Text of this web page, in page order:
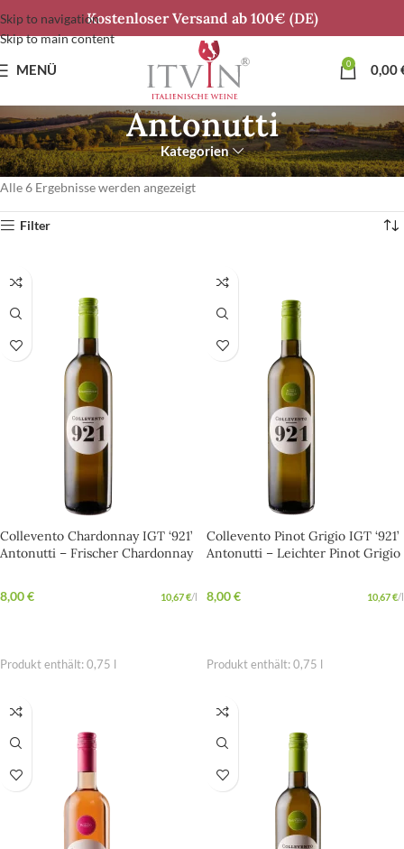
Skip to navigation
Skip to main content
Kostenloser Versand ab 100€ (DE)
MENÜ 0 0,00
Antonutti
Kategorien
Start Produkte verschlagwortet mit „Antonutti“
Alle 6 Ergebnisse werden angezeigt
Filter
Collevento Chardonnay IGT ‘921’
Antonutti – Frischer Chardonnay
8,00€ 10,67€/l
Produkt enthält: 0,75
Collevento Pinot Grigio IGT ‘921’
Antonutti – Leichter Pinot Grigio
8,00€ 10,67€/l
Produkt enthält: 0,75